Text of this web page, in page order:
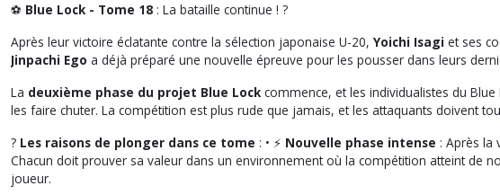
⚽ Blue Lock - Tome 18 : La bataille continue ! ?
Après leur victoire éclatante contre la sélection japonaise U-20, Yoichi Isagi et ses
Jinpachi Ego a déjà préparé une nouvelle épreuve pour les pousser dans leurs
La deuxième phase du projet Blue Lockcommence, et les individualistes du
les faire chuter. La compétition est plus rude que jamais, et les attaquants doivent
? Les raisons de plonger dans ce tome : • ⚡ Nouvelle phase intense : Après la
Chacun doit prouver sa valeur dans un environnement où la compétition atteint de
joueur.